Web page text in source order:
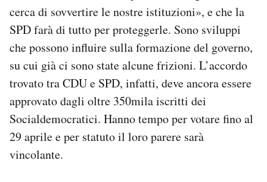
cerca di sovvertire le nostre istituzioni», e che la
SPD farà di tutto per proteggerle. Sono sviluppi
che possono influire sulla formazione del governo,
su cui già ci sono state alcune frizioni. L’accordo
trovato tra CDU e SPD, infatti, deve ancora essere
approvato dagli oltre 350mila iscritti dei
Socialdemocratici. Hanno tempo per votare fino al
29 aprile e per statuto il loro parere sarà
vincolante.